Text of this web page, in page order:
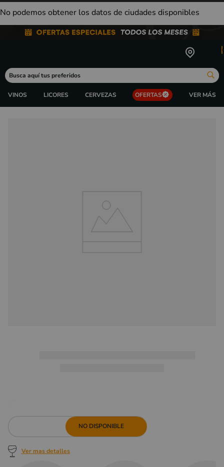
No podemos obtener los datos de ciudades disponibles
Busca aquí tus preferidos
VINOS LICORES CERVEZAS OFERTAS
NO DISPONIBLE
Ver mas detalles